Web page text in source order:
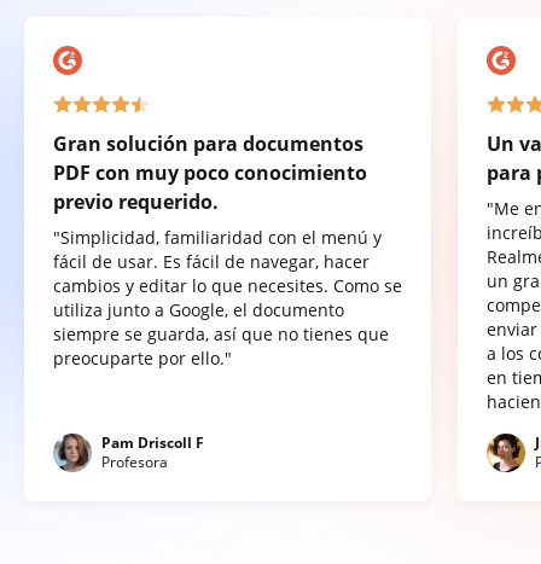
Gran solución para documentos
PDF con muy poco conocimiento
previo requerido.
"Simplicidad, familiaridad con el menú y
fácil de usar. Es fácil de navegar, hacer
cambios y editar lo que necesites. Como se
utiliza junto a Google, el documento
siempre se guarda, así que no tienes que
preocuparte por ello."
Pam Driscoll F
Profesora
Un
para
"Me
un
a los
en